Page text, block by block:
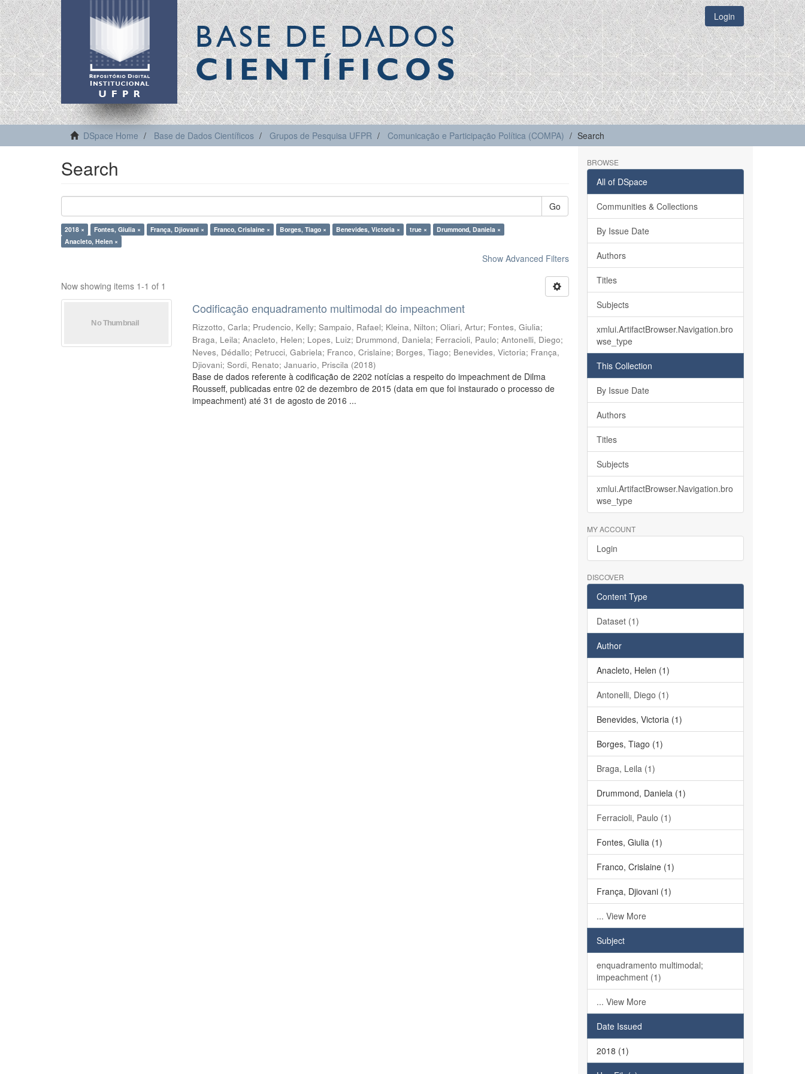
BASE DE DADOS
CIENTÍFICOS
Login
DSpace Home Base de Dados Científicos Grupos de Pesquisa UFPR Comunicação e Participação Política (COMPA) Search
Search
Go
2018 × Fontes, Giulia × França, Djiovani × Franco, Crislaine × Borges, Tiago × Benevides, Victoria × true ×
Drummond, Daniela ×
Anacleto, Helen ×
Show Advanced Filters
Now showing items 1-1 of 1
Codificação enquadramento multimodal do impeachment
Rizzotto, Carla; Prudencio, Kelly;Sampaio, Rafael; Kleina, Nilton;Oliari, Artur; Fontes, Giulia;
Braga, Leila;Anacleto, Helen; Lopes, Luiz; Drummond, Daniela; Ferracioli, Paulo;Antonelli, Diego;
Neves, Dédallo; Petrucci, Gabriela; Franco, Crislaine; Borges, Tiago; Benevides, Victoria; França,
Djiovani;Sordi, Renato;Januario, Priscila (2018)
Base de dados referente à codificação de 2202 notícias a respeito do impeachment de Dilma
Rousseff, publicadas entre 02 de dezembro de 2015 (data em que foi instaurado o processo de
impeachment) até 31 de agosto de 2016 ...
BROWSE
All of DSpace
Communities & Collections
By Issue Date
Authors
Titles
Subjects
xmlui.ArtifactBrowser.Navigation.bro
wse_type
This Collection
By Issue Date
Authors
Titles
Subjects
xmlui.ArtifactBrowser.Navigation.bro
wse_type
MY ACCOUNT
Login
DISCOVER
Content Type
Dataset (1)
Author
Anacleto, Helen (1)
Antonelli, Diego (1)
Benevides, Victoria (1)
Borges, Tiago (1)
Braga, Leila (1)
Drummond, Daniela (1)
Ferracioli, Paulo (1)
Fontes, Giulia (1)
Franco, Crislaine (1)
França, Djiovani (1)
... View More
Subject
enquadramento multimodal;
impeachment (1)
... View More
Date Issued
2018 (1)